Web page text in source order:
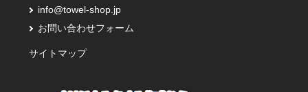
info@towel-shop.jp
お問い合わせフォーム
サイトマップ